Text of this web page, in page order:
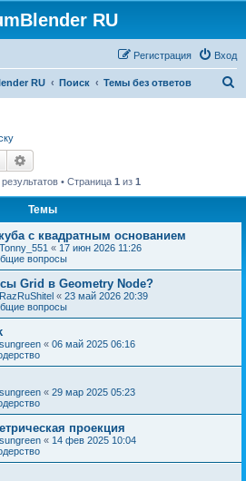
RU
Вход
Регистрация
RU Поиск Темы без ответов
Поиск
• Страница 1 из 1
Темы
с квадратным основанием
Tonny_551 « 17 июн 2026 11:26
вопросы
Grid в Geometry Node?
RazRuShitel « 23 май 2026 20:39
вопросы
sungreen « 06 май 2025 06:16
sungreen « 29 мар 2025 05:23
проекция
sungreen « 14 фев 2025 10:04